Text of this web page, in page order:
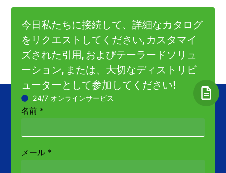
今日私たちに接続して、詳細なカタログ
をリクエストしてください, カスタマイ
ズされた引用, およびテーラードソリュ
ーション, または、大切なディストリビ
ューターとして参加してください!
24/7 オンラインサービス
名前 *
メール *